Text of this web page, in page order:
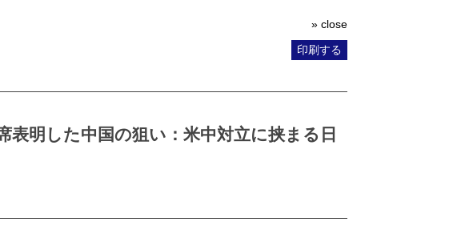
» close
印刷する
表明した中国の狙い：米中対立に挟まる日